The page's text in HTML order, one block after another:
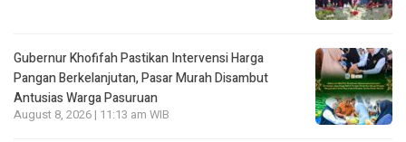
Gubernur Khofifah Pastikan Intervensi Harga
Pangan Berkelanjutan, Pasar Murah Disambut
Antusias Warga Pasuruan
August 8, 2026 | 11:13 am WIB